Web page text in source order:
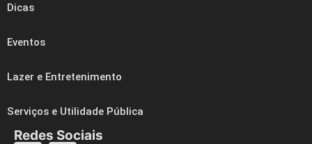
Dicas
Eventos
Lazer e Entretenimento
Serviços e Utilidade Pública
Redes Sociais